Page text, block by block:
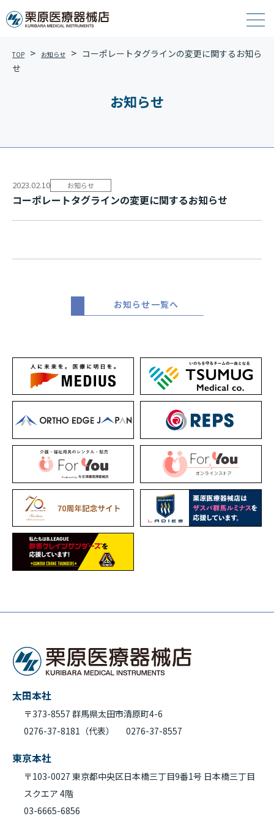
TOP お知らせ
コーポレートタグラインの変更に関するお知ら
せ
お知らせ
2023.02.10 お知らせ
コーポレートタグラインの変更に関するお知らせ
お知らせ一覧へ
太田本社
〒373-8557 群馬県太田市清原町4-6
0276-37-8181（代表）
0276-37-8557
東京本社
〒103-0027 東京都中央区日本橋三丁目9番1号 日本橋三丁目
スクエア 4階
03-6665-6856